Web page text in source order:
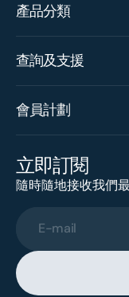
產品分類
查詢及支援
會員計劃
立即訂閱
隨時隨地接收我們
E-mail